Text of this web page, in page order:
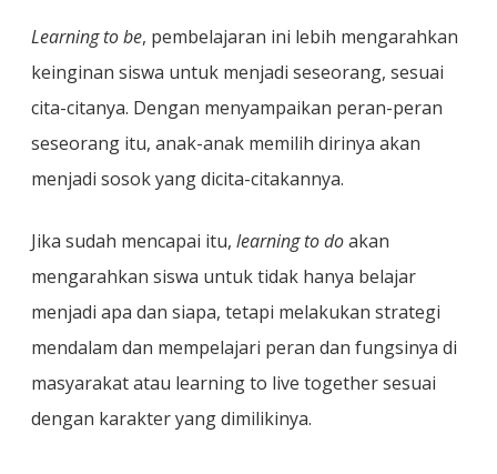
Learning to be, pembelajaran ini lebih mengarahkan
keinginan siswa untuk menjadi seseorang, sesuai
cita-citanya. Dengan menyampaikan peran-peran
seseorang itu, anak-anak memilih dirinya akan
menjadi sosok yang dicita-citakannya.
Jika sudah mencapai itu, learning to doakan
mengarahkan siswa untuk tidak hanya belajar
menjadi apa dan siapa, tetapi melakukan strategi
mendalam dan mempelajari peran dan fungsinya di
masyarakat atau learning to live together sesuai
dengan karakter yang dimilikinya.